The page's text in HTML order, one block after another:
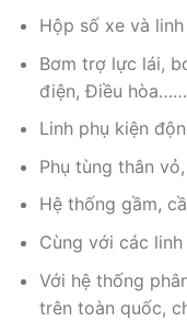
Hộp số xe và
Bơm trợ lực lái,
điện, Điều hòa……
Linh phụ kiện
Phụ tùng thân
Hệ thống gầm,
Cùng với các
Với hệ thống
trên toàn quốc,